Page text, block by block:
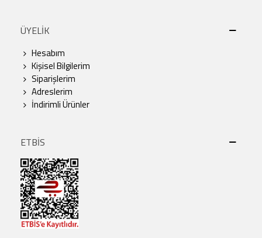
ÜYELİK
Hesabım
Kişisel Bilgilerim
Siparişlerim
Adreslerim
İndirimli Ürünler
ETBİS